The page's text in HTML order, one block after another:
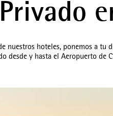
nuestros hoteles, ponemos a tu
desde y hasta el Aeropuerto de